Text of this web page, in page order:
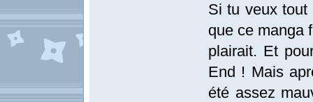
Si tu veux tout
que ce manga
plairait. Et
End ! Mais
été assez